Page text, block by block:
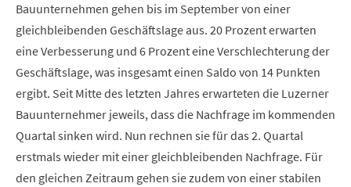
Bauunternehmen gehen bis im September von einer
gleichbleibenden Geschäftslage aus. 20 Prozent erwarten
eine Verbesserung und 6 Prozent eine Verschlechterung der
Geschäftslage, was insgesamt einen Saldo von 14 Punkten
ergibt. Seit Mitte des letzten Jahres erwarteten die Luzerner
Bauunternehmer jeweils, dass die Nachfrage im kommenden
Quartal sinken wird. Nun rechnen sie für das 2. Quartal
erstmals wieder mit einer gleichbleibenden Nachfrage. Für
den gleichen Zeitraum gehen sie zudem von einer stabilen